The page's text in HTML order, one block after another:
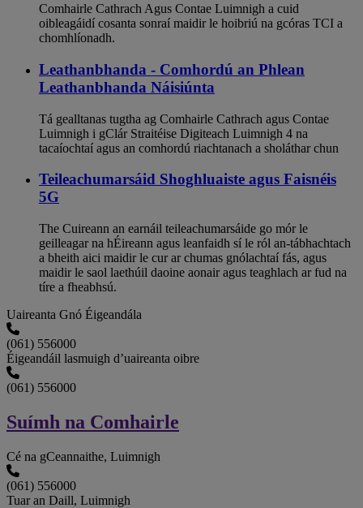
Comhairle Cathrach Agus Contae Luimnigh a cuid
oibleagáidí cosanta sonraí maidir le hoibriú na gcóras TCI a
chomhlíonadh.
Leathanbhanda - Comhordú an Phlean
Leathanbhanda Náisiúnta
Tá gealltanas tugtha ag Comhairle Cathrach agus Contae
Luimnigh i gClár Straitéise Digiteach Luimnigh 4 na
tacaíochtaí agus an comhordú riachtanach a sholáthar chun
Teileachumarsáid Shoghluaiste agus Faisnéis
5G
The Cuireann an earnáil teileachumarsáide go mór le
geilleagar na hÉireann agus leanfaidh sí le ról an-tábhachtach
a bheith aici maidir le cur ar chumas gnólachtaí fás, agus
maidir le saol laethúil daoine aonair agus teaghlach ar fud na
tíre a fheabhsú.
Uaireanta Gnó Éigeandála
(061) 556000
Éigeandáil lasmuigh d’uaireanta oibre
(061) 556000
Suímh na Comhairle
Cé na gCeannaithe, Luimnigh
(061) 556000
Tuar an Daill, Luimnigh